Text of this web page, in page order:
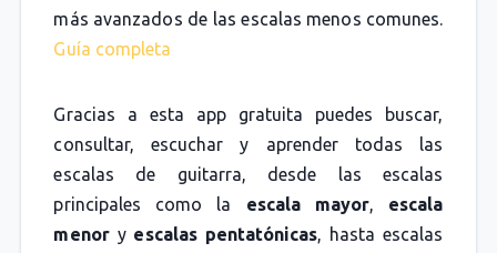
más avanzados de las escalas menos comunes.
Guía completa
Gracias a esta app gratuita puedes buscar,
consultar, escuchar y aprender todas las
escalas de guitarra, desde las escalas
principales como la escala mayor, escala
menory escalas pentatónicas, hasta escalas